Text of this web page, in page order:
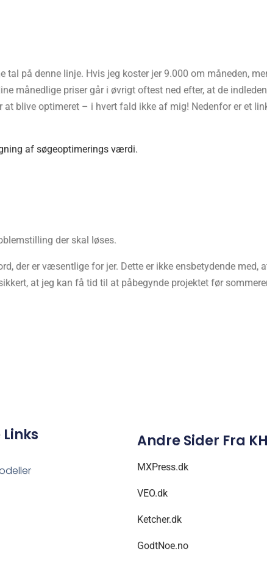
på denne linje. Hvis jeg koster jer 9.000 om måneden,
månedlige priser går i øvrigt oftest ned efter, at de
blive optimeret – i hvert fald ikke af mig! Nedenfor er et
af søgeoptimerings værdi.
der skal løses.
der er væsentlige for jer. Dette er ikke ensbetydende med,
at jeg kan få tid til at påbegynde projektet før
Andre Sider Fra
MXPress.dk
VEO.dk
Ketcher.dk
GodtNoe.no